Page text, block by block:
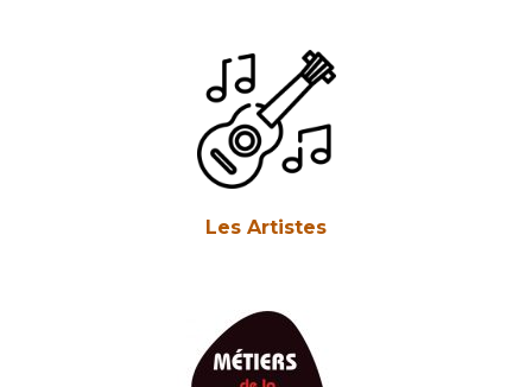
Les Artistes